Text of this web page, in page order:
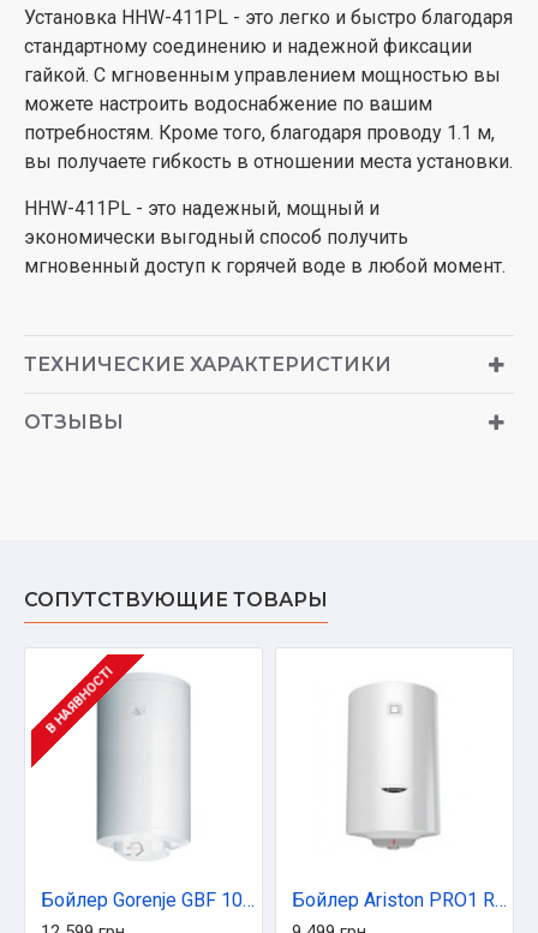
Установка HHW-411PL - это легко и быстро благодаря
стандартному соединению и надежной фиксации
гайкой. С мгновенным управлением мощностью вы
можете настроить водоснабжение по вашим
потребностям. Кроме того, благодаря проводу 1.1 м,
вы получаете гибкость в отношении места установки.
HHW-411PL - это надежный, мощный и
экономически выгодный способ получить
мгновенный доступ к горячей воде в любой момент.
ТЕХНИЧЕСКИЕ ХАРАКТЕРИСТИКИ
ОТЗЫВЫ
СОПУТСТВУЮЩИЕ ТОВАРЫ
В НАЯВНОСТІ
Бойлер Gorenje GBF 100 UA (GBF100/UA) Бойлер Ariston PRO1 R 100 VTS 1,8K (3201817)